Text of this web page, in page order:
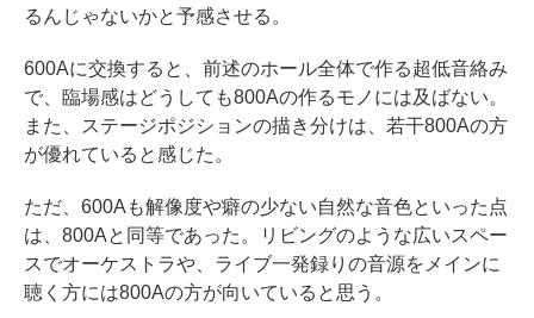
るんじゃないかと予感させる。
600Aに交換すると、前述のホール全体で作る超低音絡み
で、臨場感はどうしても800Aの作るモノには及ばない。
また、ステージポジションの描き分けは、若干800Aの方
が優れていると感じた。
ただ、600Aも解像度や癖の少ない自然な音色といった点
は、800Aと同等であった。リビングのような広いスペー
スでオーケストラや、ライブ一発録りの音源をメインに
聴く方には800Aの方が向いていると思う。